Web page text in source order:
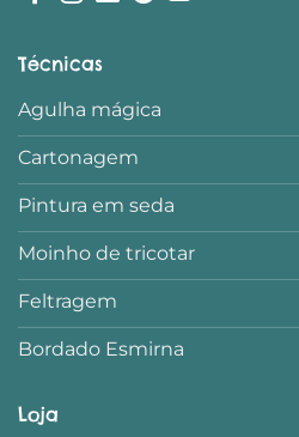
Técnicas
Agulha mágica
Cartonagem
Pintura em seda
Moinho de tricotar
Feltragem
Bordado Esmirna
Loja